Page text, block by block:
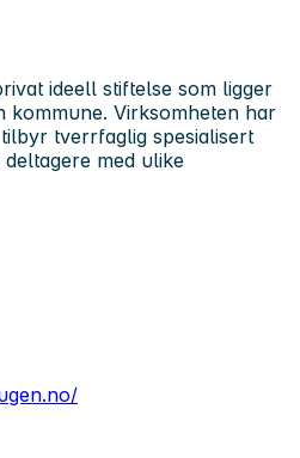
ideell stiftelse som ligger
kommune. Virksomheten har
tverrfaglig spesialisert
med ulike